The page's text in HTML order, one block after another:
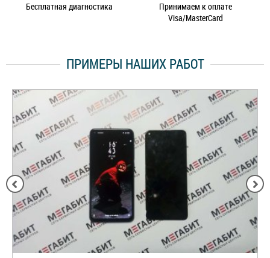
Бесплатная диагностика
Принимаем к оплате
Visa/MasterCard
ПРИМЕРЫ НАШИХ РАБОТ